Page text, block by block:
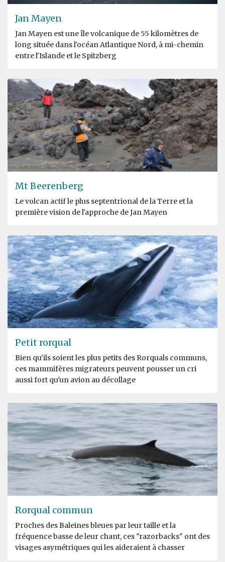
Jan Mayen
Jan Mayen est une île volcanique de 55 kilomètres de
long située dans l'océan Atlantique Nord, à mi-chemin
entre l'Islande et le Spitzberg
Mt Beerenberg
Le volcan actif le plus septentrional de la Terre et la
première vision de l'approche de Jan Mayen
Petit rorqual
Bien qu'ils soient les plus petits des Rorquals communs,
ces mammifères migrateurs peuvent pousser un cri
aussi fort qu'un avion au décollage
Rorqual commun
Proches des Baleines bleues par leur taille et la
fréquence basse de leur chant, ces "razorbacks" ont des
visages asymétriques qui les aideraient à chasser